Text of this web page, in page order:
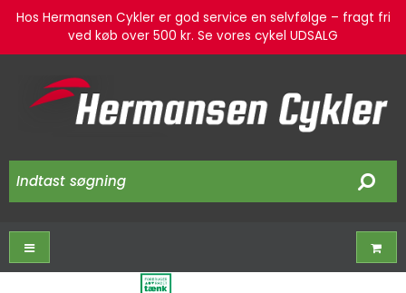
Hos Hermansen Cykler er god service en selvfølge – fragt fri
ved køb over 500 kr. Se vores cykel UDSALG